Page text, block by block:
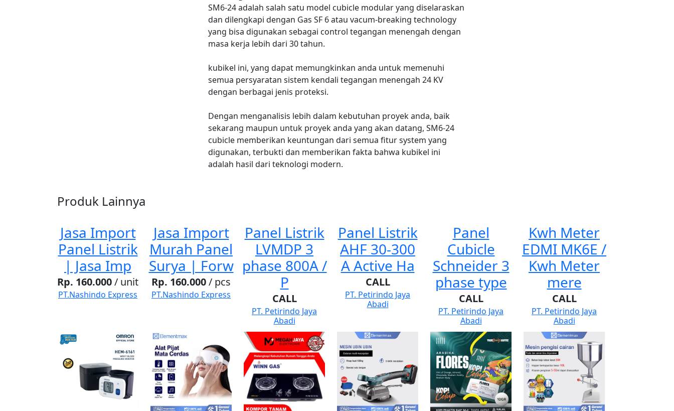
SM6-24 adalah salah satu model cubicle modular yang diselaraskan
dan dilengkapi dengan Gas SF 6 atau vacum-breaking technology
yang bisa digunakan sebagai control tegangan menengah dengan
masa kerja lebih dari 30 tahun.
kubikel ini, yang dapat memungkinkan anda untuk memenuhi
semua persyaratan sistem kendali tegangan menengah 24 KV
dengan berbagai jenis proteksi.
Dengan menganalisis lebih dalam kebutuhan proyek anda, baik
sekarang maupun untuk proyek anda yang akan datang, SM6-24
cubicle memberikan keuntungan dari semua fitur system yang
digunakan, terbukti dan memberikan fakta bahwa kubikel ini
adalah hasil dari teknologi modern.
Produk Lainnya
Jasa Import
Panel Listrik
| Jasa Imp
Rp. 160.000/ unit
PT.Nashindo Express
Jasa Import
Murah Panel
Surya | Forw
Rp. 160.000/ pcs
PT.Nashindo Express
Panel Listrik
LVMDP 3
phase 800A /
P
CALL
PT. Petirindo Jaya
Abadi
Panel Listrik
AHF 30-300
A Active Ha
CALL
PT. Petirindo Jaya
Abadi
Panel
Cubicle
Schneider 3
phase type
CALL
PT. Petirindo Jaya
Abadi
Kwh Meter
EDMI MK6E /
Kwh Meter
mere
CALL
PT. Petirindo Jaya
Abadi